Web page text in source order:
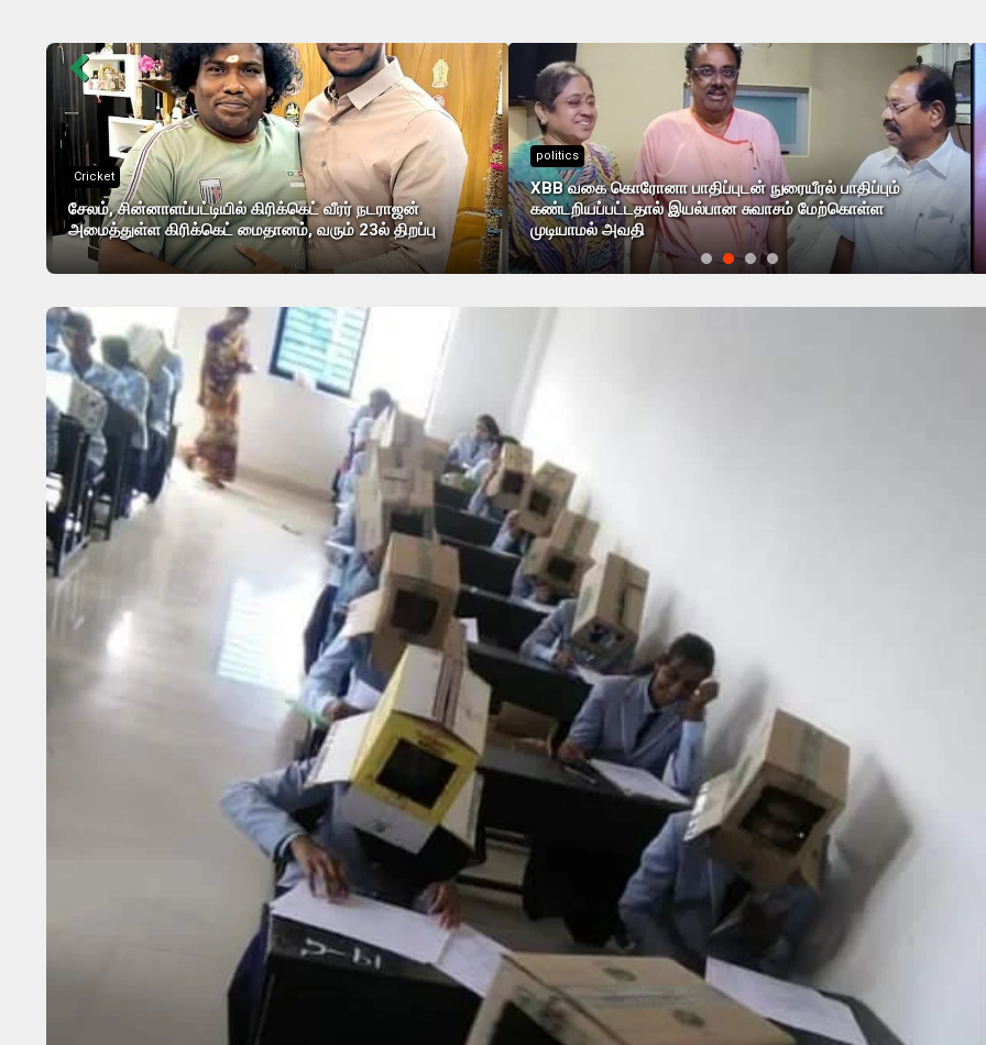
Cricket
சேலம், சின்னாளப்பட்டியில் கிரிக்கெட் வீரர் நடராஜன்
அமைத்துள்ள கிரிக்கெட் மைதானம், வரும் 23ல் திறப்பு
politics
XBB வகை கொரோனா பாதிப்புடன் நுரையீரல் பாதிப்பும்
கண்டறியப்பட்டதால் இயல்பான சுவாசம் மேற்கொள்ள
முடியாமல் அவதி